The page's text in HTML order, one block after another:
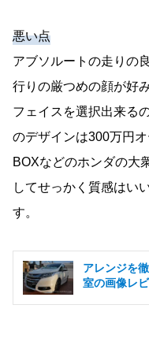
悪い点
アブソルートの走りの
行りの厳つめの顔が好
フェイスを選択出来る
のデザインは300万円
BOXなどのホンダの大
してせっかく質感はい
す。
アレンジを
室の画像レ